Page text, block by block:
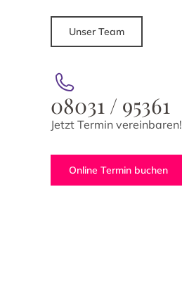
Unser Team
08031 / 95361
Jetzt Termin vereinbaren!
Online Termin buchen